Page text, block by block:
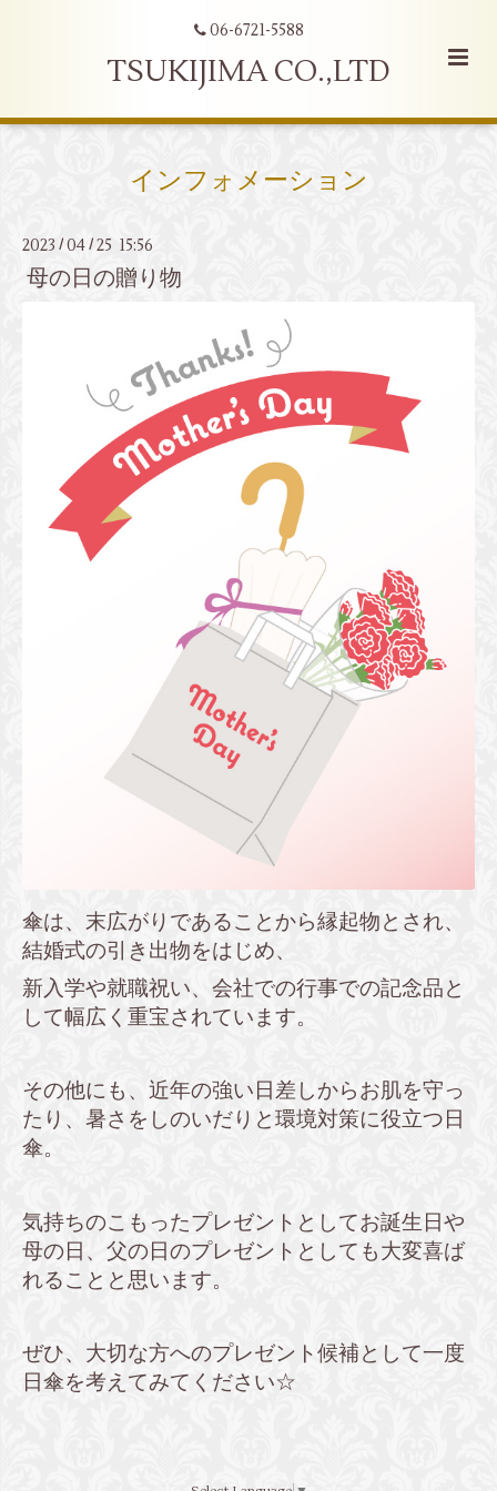
06-6721-5588
TSUKIJIMA CO.,LTD
インフォメーション
2023 / 04 / 25 15:56
母の日の贈り物
傘は、末広がりであることから縁起物とされ、
結婚式の引き出物をはじめ、
新入学や就職祝い、会社での行事での記念品と
して幅広く重宝されています。
その他にも、近年の強い日差しからお肌を守っ
たり、暑さをしのいだりと環境対策に役立つ日
傘。
気持ちのこもったプレゼントとしてお誕生日や
母の日、父の日のプレゼントとしても大変喜ば
れることと思います。
ぜひ、大切な方へのプレゼント候補として一度
日傘を考えてみてください☆